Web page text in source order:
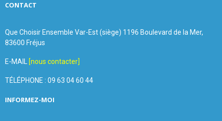
CONTACT
Que Choisir Ensemble Var-Est (siège) 1196 Boulevard de la Mer,
83600 Fréjus
E-MAIL [nous contacter]
TÉLÉPHONE : 09 63 04 60 44
INFORMEZ-MOI